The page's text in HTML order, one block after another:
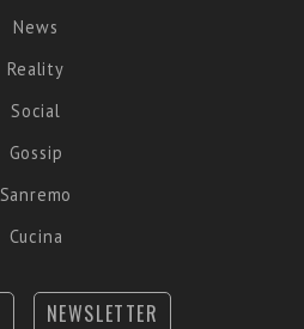
News
Reality
Social
Gossip
Sanremo
Cucina
NEWSLETTER